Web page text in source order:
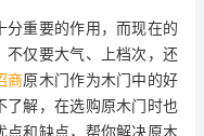
分重要的作用，而现在的
不仅要大气、上档次，还
商原木门作为木门中的好
了解，在选购原木门时也
点和缺点，帮你解决原木